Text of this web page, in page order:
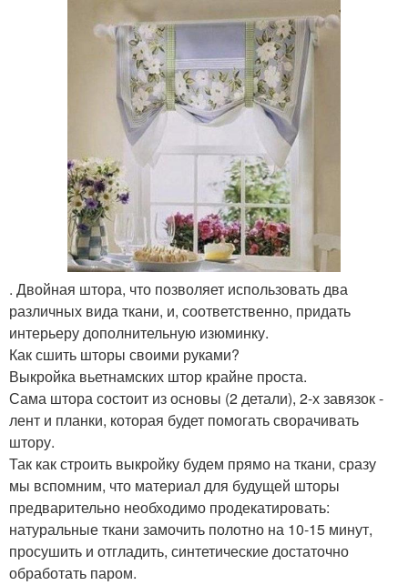
. Двойная штора, что позволяет использовать два
различных вида ткани, и, соответственно, придать
интерьеру дополнительную изюминку.
Как сшить шторы своими руками?
Выкройка вьетнамских штор крайне проста.
Сама штора состоит из основы (2 детали), 2-х завязок -
лент и планки, которая будет помогать сворачивать
штору.
Так как строить выкройку будем прямо на ткани, сразу
мы вспомним, что материал для будущей шторы
предварительно необходимо продекатировать:
натуральные ткани замочить полотно на 10-15 минут,
просушить и отгладить, синтетические достаточно
обработать паром.